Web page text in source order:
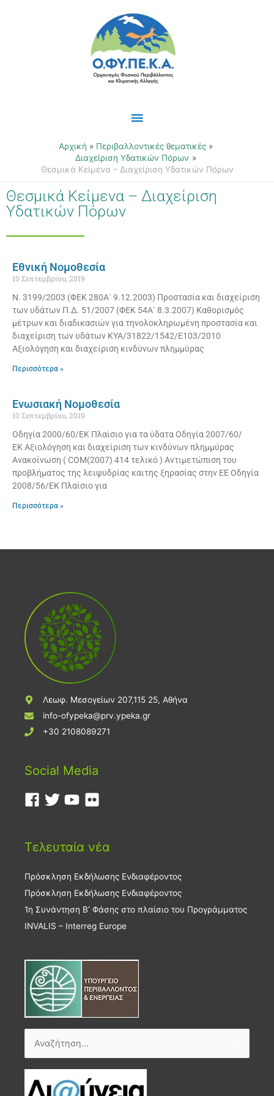
Κύριο
Μενού
Αρχική
Περιβαλλοντικές θεματικές
Διαχείριση Υδατικών Πόρων
Θεσμικά Κείμενα – Διαχείριση Υδατικών Πόρων
Θεσμικά Κείμενα – Διαχείριση
Υδατικών Πόρων
Εθνική Νομοθεσία
10 Σεπτεμβρίου, 2019
Ν. 3199/2003 (ΦΕΚ 280Α` 9.12.2003) Προστασία και διαχείριση
των υδάτων Π.Δ. 51/2007 (ΦΕΚ 54Α` 8.3.2007) Καθορισμός
μέτρων και διαδικασιών για τηνολοκληρωμένη προστασία και
διαχείριση των υδάτων KYA/31822/1542/E103/2010
Αξιολόγηση και διαχείριση κινδύνων πλημμύρας
Περισσότερα »
Ενωσιακή Νομοθεσία
10 Σεπτεμβρίου, 2019
Οδηγία 2000/60/ΕΚ Πλαίσιο για τα ύδατα Οδηγία 2007/60/
ΕΚ Αξιολόγηση και διαχείριση των κινδύνων πλημμύρας
Ανακοίνωση ( COM(2007) 414 τελικό ) Αντιμετώπιση του
προβλήματος της λειψυδρίας καιτης ξηρασίας στην ΕΕ Οδηγία
2008/56/EK Πλαίσιο για
Περισσότερα »
Λεωφ. Μεσογείων 207,115 25, Αθήνα
info-ofypeka@prv.ypeka.gr
+30 2108089271
Social Media
Τελευταία νέα
Πρόσκληση Εκδήλωσης Ενδιαφέροντος
Πρόσκληση Εκδήλωσης Ενδιαφέροντος
1η Συνάντηση Β’ Φάσης στο πλαίσιο του Προγράμματος
INVALIS – Interreg Europe
Αναζήτηση